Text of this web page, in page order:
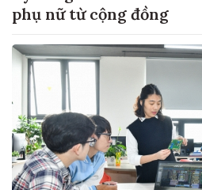
phụ nữ từ cộng đồng